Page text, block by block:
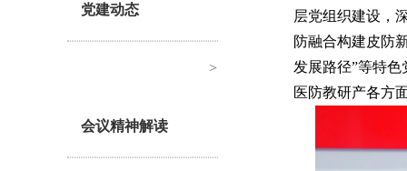
党建动态
>
会议精神解读
层党组织建设，
防融合构建皮防
发展路径”等特
医防教研产各方